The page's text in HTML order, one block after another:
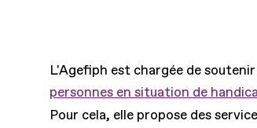
L'Agefiph est chargée de
personnes en situation de
Pour cela, elle propose des